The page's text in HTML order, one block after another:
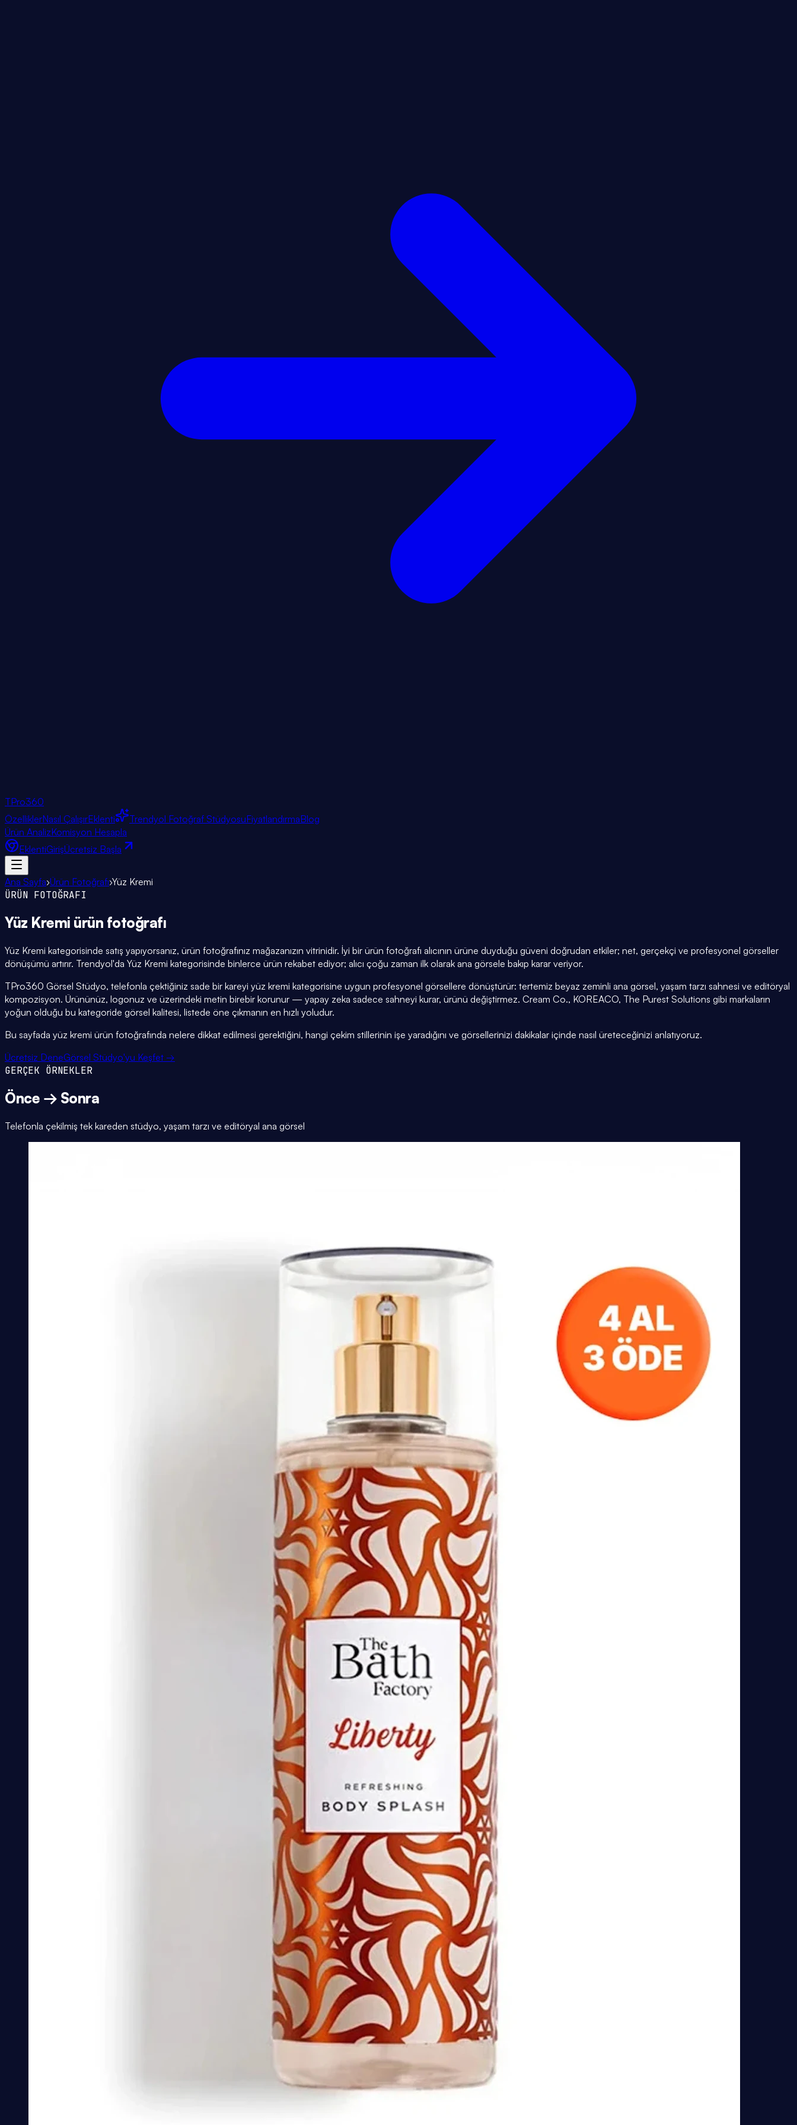
TPro360
ÖzelliklerNasıl ÇalışırEklenti Trendyol Fotoğraf StüdyosuFiyatlandırmaBlog
Ürün AnalizKomisyon Hesapla
EklentiGirişÜcretsiz Başla
Ana Sayfa›Ürün Fotoğrafı›Yüz Kremi
ÜRÜN FOTOĞRAFI
Yüz Kremi ürün fotoğrafı
Yüz Kremi kategorisinde satış yapıyorsanız, ürün fotoğrafınız mağazanızın vitrinidir. İyi bir ürün fotoğrafı alıcının ürüne duyduğu güveni doğrudan etkiler; net, gerçekçi ve profesyonel görseller
dönüşümü artırır. Trendyol'da Yüz Kremi kategorisinde binlerce ürün rekabet ediyor; alıcı çoğu zaman ilk olarak ana görsele bakıp karar veriyor.
TPro360 Görsel Stüdyo, telefonla çektiğiniz sade bir kareyi yüz kremi kategorisine uygun profesyonel görsellere dönüştürür: tertemiz beyaz zeminli ana görsel, yaşam tarzı sahnesi ve editöryal
kompozisyon. Ürününüz, logonuz ve üzerindeki metin birebir korunur — yapay zeka sadece sahneyi kurar, ürünü değiştirmez. Cream Co., KOREACO, The Purest Solutions gibi markaların
yoğun olduğu bu kategoride görsel kalitesi, listede öne çıkmanın en hızlı yoludur.
Bu sayfada yüz kremi ürün fotoğrafında nelere dikkat edilmesi gerektiğini, hangi çekim stillerinin işe yaradığını ve görsellerinizi dakikalar içinde nasıl üreteceğinizi anlatıyoruz.
Ücretsiz DeneGörsel Stüdyo'yu Keşfet →
GERÇEK ÖRNEKLER
Önce → Sonra
Telefonla çekilmiş tek kareden stüdyo, yaşam tarzı ve editöryal ana görsel